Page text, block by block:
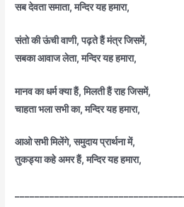
सब देवता समाता, मन्दिर यह हमारा,
संतो की ऊंची वाणी, पढ़ते हैं मंत्र जिसमें,
सबका आवाज लेता, मन्दिर यह हमारा,
मानव का धर्म क्या हैं, मिलती हैं राह जिसमें,
चाहता भला सभी का, मन्दिर यह हमारा,
आओ सभी मिलेंगे, समुदाय प्रार्थना में,
तुकड्या कहे अमर हैं, मन्दिर यह हमारा,